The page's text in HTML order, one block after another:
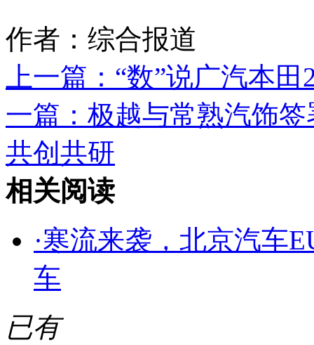
作者：综合报道
上一篇： “数”说广汽本
一篇： 极越与常熟汽饰
共创共研
相关阅读
·寒流来袭，北京汽车
车
已有